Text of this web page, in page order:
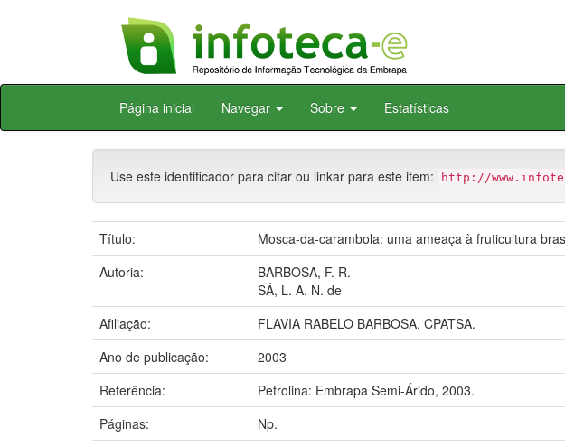
Skip
Página inicial Navegar Sobre Estatísticas
Use este identificador para citar ou linkar para este item: http://
Título:
Mosca-da-carambola: uma ameaça à fruticultura
Autoria:
BARBOSA, F. R.
SÁ, L. A. N. de
Afiliação:
FLAVIA RABELO BARBOSA, CPATSA.
Ano de publicação:
2003
Referência:
Petrolina: Embrapa Semi-Árido, 2003.
Páginas:
Np.